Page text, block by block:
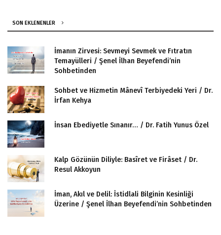
SON EKLENENLER
İmanın Zirvesi: Sevmeyi Sevmek ve Fıtratın
Temayülleri / Şenel İlhan Beyefendi’nin
Sohbetinden
Sohbet ve Hizmetin Mânevî Terbiyedeki Yeri / Dr.
İrfan Kehya
İnsan Ebediyetle Sınanır… / Dr. Fatih Yunus Özel
Kalp Gözünün Diliyle: Basîret ve Firâset / Dr.
Resul Akkoyun
İman, Akıl ve Delil: İstidlali Bilginin Kesinliği
Üzerine / Şenel İlhan Beyefendi’nin Sohbetinden